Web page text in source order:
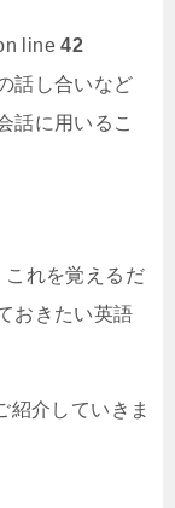
line42
話し合いなど
話に用いるこ
これを覚えるだ
おきたい英語
紹介していきま